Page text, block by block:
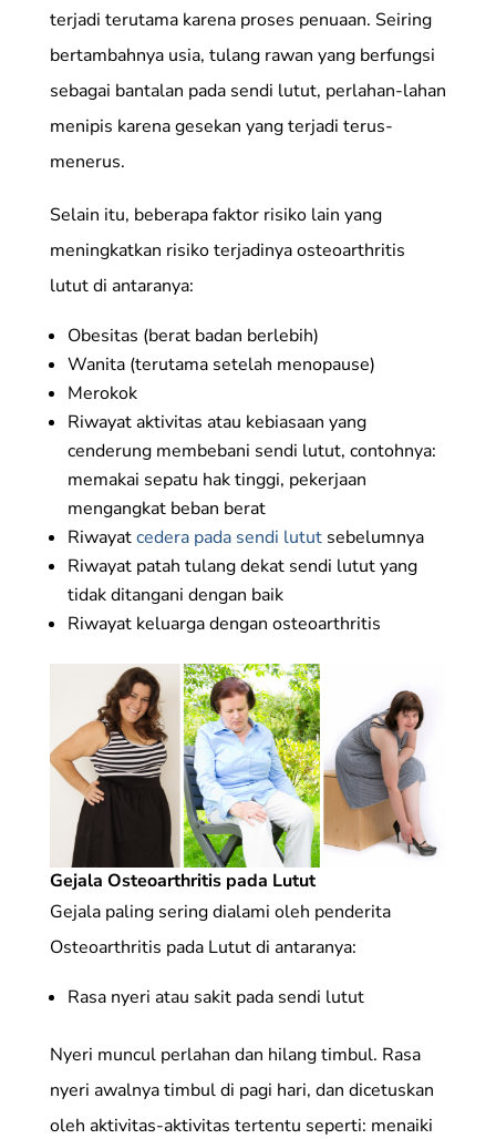
terjadi terutama karena proses penuaan. Seiring
bertambahnya usia, tulang rawan yang berfungsi
sebagai bantalan pada sendi lutut, perlahan-lahan
menipis karena gesekan yang terjadi terus-
menerus.
Selain itu, beberapa faktor risiko lain yang
meningkatkan risiko terjadinya osteoarthritis
lutut di antaranya:
Obesitas (berat badan berlebih)
Wanita (terutama setelah menopause)
Merokok
Riwayat aktivitas atau kebiasaan yang
cenderung membebani sendi lutut, contohnya:
memakai sepatu hak tinggi, pekerjaan
mengangkat beban berat
Riwayatcedera pada sendi lututsebelumnya
Riwayat patah tulang dekat sendi lutut yang
tidak ditangani dengan baik
Riwayat keluarga dengan osteoarthritis
Gejala Osteoarthritis pada Lutut
Gejala paling sering dialami oleh penderita
Osteoarthritis pada Lutut di antaranya:
Rasa nyeri atau sakit pada sendi lutut
Nyeri muncul perlahan dan hilang timbul. Rasa
nyeri awalnya timbul di pagi hari, dan dicetuskan
oleh aktivitas-aktivitas tertentu seperti: menaiki